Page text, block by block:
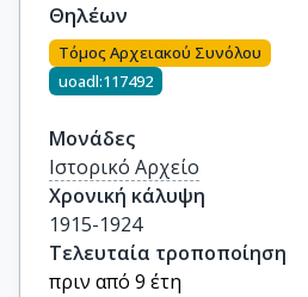
Θηλέων
Τόμος Αρχειακού Συνόλου
uoadl:117492
Μονάδες
Ιστορικό Αρχείο
Χρονική κάλυψη
1915-1924
Τελευταία τροποποίηση
πριν από 9 έτη